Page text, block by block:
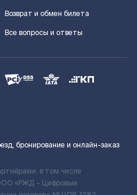
Возврат и обмен билета
Все вопросы и ответы
бронирование и онлайн-заказ
в том числе
«РЖД – Цифровые